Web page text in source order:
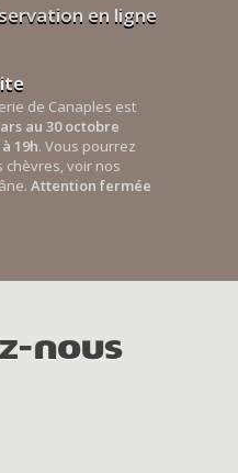
en ligne
de Canaples est
au 30 octobre
19h. Vous pourrez
chèvres, voir nos
Attention fermée
nous